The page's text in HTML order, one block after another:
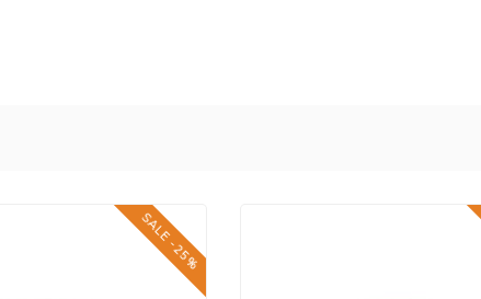
SALE -25%